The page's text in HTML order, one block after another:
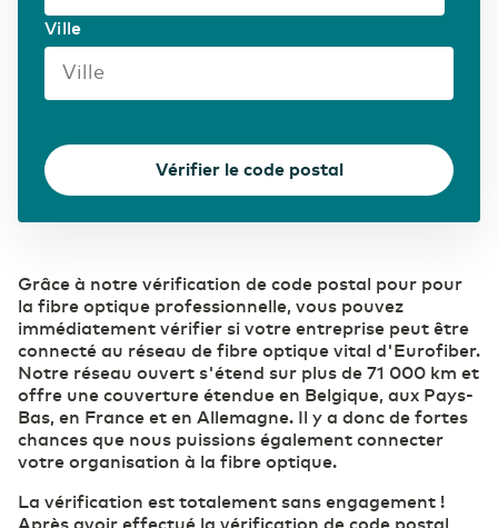
Secteur pharmaceutique
Ville
Vérifier le code postal
Grâce à notre vérification de code postal pour pour
la fibre optique professionnelle, vous pouvez
immédiatement vérifier si votre entreprise peut être
connecté au réseau de fibre optique vital d'Eurofiber.
Notre réseau ouvert s'étend sur plus de 71 000 km et
offre une couverture étendue en Belgique, aux Pays-
Bas, en France et en Allemagne. Il y a donc de fortes
chances que nous puissions également connecter
votre organisation à la fibre optique.
La vérification est totalement sans engagement !
Après avoir effectué la vérification de code postal